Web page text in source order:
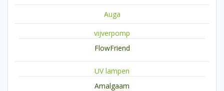
Auga
vijverpomp
FlowFriend
UV lampen
Amalgaam